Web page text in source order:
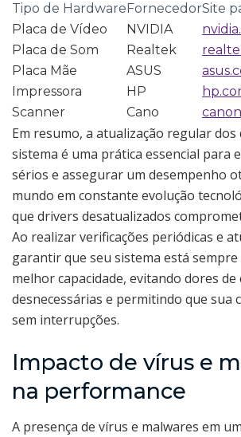
Tipo de HardwareFornecedorSite
Placa de Vídeo
NVIDIA
Placa de Som
Realtek
Placa Mãe
ASUS
Impressora
HP
Scanner
Cano
Em resumo, a atualização regular dos
sistema é uma prática essencial para
sérios e assegurar um desempenho
mundo em constante evolução
que drivers desatualizados
Ao realizar verificações periódicas e
garantir que seu sistema está
melhor capacidade, evitando dores de
desnecessárias e permitindo que sua
sem interrupções.
Impacto de vírus e
na performance
A presença de vírus e malwares em